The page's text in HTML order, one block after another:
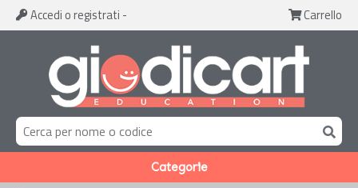
Accedi o registrati - Carrello
Categorie